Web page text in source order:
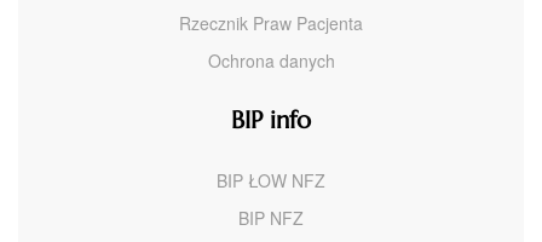
Rzecznik Praw Pacjenta
Ochrona danych
BIP info
BIP ŁOW NFZ
BIP NFZ